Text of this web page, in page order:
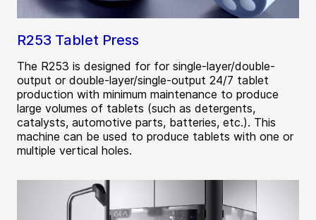
R253 Tablet Press
The R253 is designed for for single-layer/double-
output or double-layer/single-output 24/7 tablet
production with minimum maintenance to produce
large volumes of tablets (such as detergents,
catalysts, automotive parts, batteries, etc.). This
machine can be used to produce tablets with one or
multiple vertical holes.